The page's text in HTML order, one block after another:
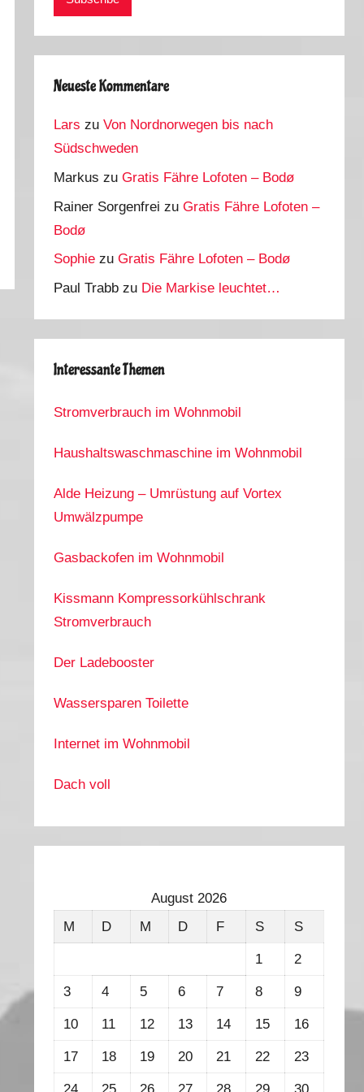
Neueste Kommentare
Lars zuVon Nordnorwegen bis nach
Südschweden
Markus zuGratis Fähre Lofoten – Bodø
Rainer Sorgenfrei zuGratis Fähre Lofoten –
Bodø
Sophie zuGratis Fähre Lofoten – Bodø
Paul Trabb zu Die Markise leuchtet…
Interessante Themen
Stromverbrauch im Wohnmobil
Haushaltswaschmaschine im Wohnmobil
Alde Heizung – Umrüstung auf Vortex
Umwälzpumpe
Gasbackofen im Wohnmobil
Kissmann Kompressorkühlschrank
Stromverbrauch
Der Ladebooster
Wassersparen Toilette
Internet im Wohnmobil
Dach voll
August 2026
M
D M D F S S
1 2
3 4 5 6 7 8 9
10 11 12 13 14 15 16
17 18 19 20 21 22 23